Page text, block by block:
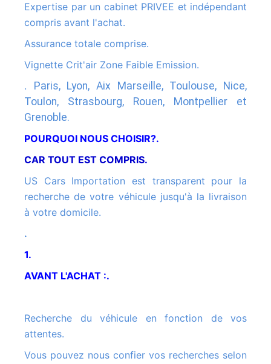
Expertise par un cabinet PRIVEE et indépendant
compris avant l'achat.
Assurance totale comprise.
Vignette Crit'air Zone Faible Emission.
.
Paris, Lyon, Aix Marseille, Toulouse, Nice,
Toulon, Strasbourg, Rouen, Montpellier et
Grenoble.
POURQUOI NOUS CHOISIR?.
CAR TOUT EST COMPRIS.
US Cars Importation est transparent pour la
recherche de votre véhicule jusqu'à la livraison
à votre domicile.
.
1.
AVANT L'ACHAT :.
Recherche du véhicule en fonction de vos
attentes.
Vous pouvez nous confier vos recherches selon